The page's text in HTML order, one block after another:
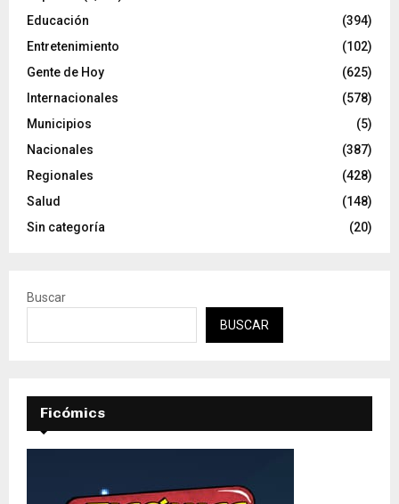
Educación
(394)
Entretenimiento
(102)
Gente de Hoy
(625)
Internacionales
(578)
Municipios
(5)
Nacionales
(387)
Regionales
(428)
Salud
(148)
Sin categoría
(20)
Buscar
BUSCAR
Ficómics